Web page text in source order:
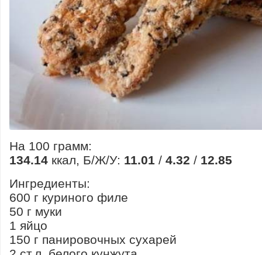
На 100 грамм:
134.14 ккал, Б/Ж/У: 11.01 / 4.32 / 12.85
Ингредиенты:
600 г куриного филе
50 г муки
1 яйцо
150 г панировочных сухарей